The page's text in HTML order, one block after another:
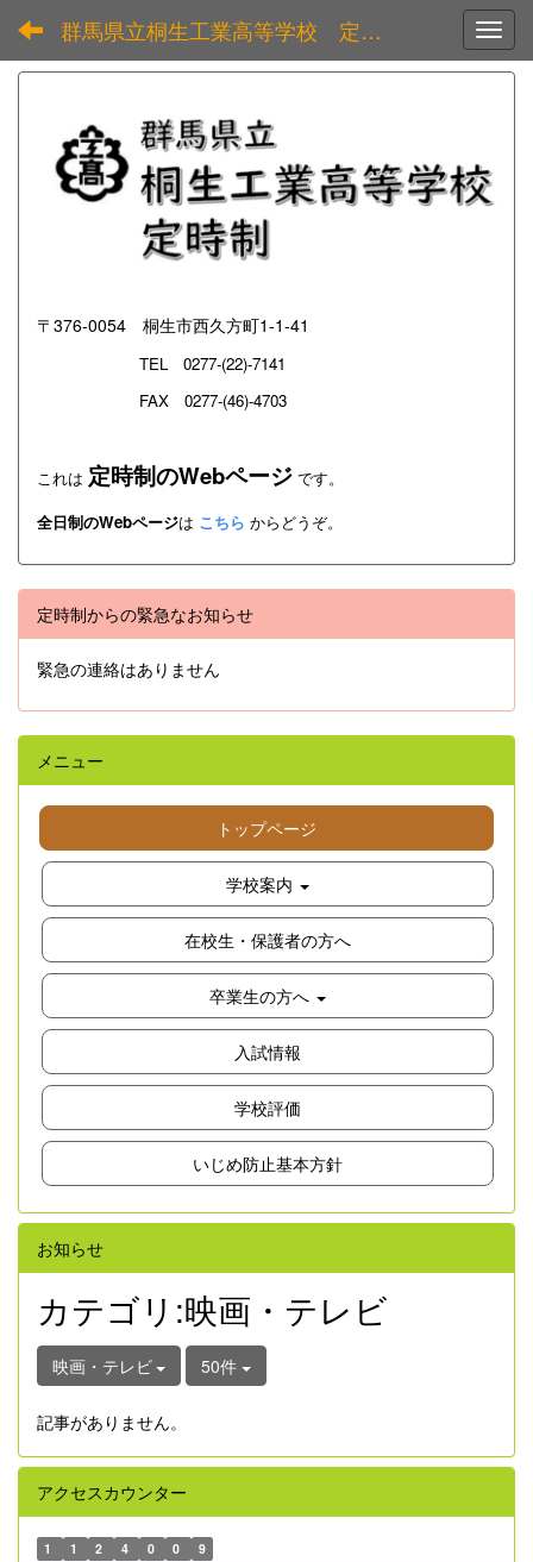
群馬県立桐生工業高等学校 定時制
〒376-0054 桐生市西久方町1-1-41
TEL 0277-(22)-7141
FAX 0277-(46)-4703
これは 定時制のWebページ です。
全日制のWebページは こちら からどうぞ。
定時制からの緊急なお知らせ
緊急の連絡はありません
メニュー
トップページ
学校案内
在校生・保護者の方へ
卒業生の方へ
入試情報
学校評価
いじめ防止基本方針
お知らせ
カテゴリ:映画・テレビ
映画・テレビ 50件
記事がありません。
アクセスカウンター
1 1 2 4 0 0 9